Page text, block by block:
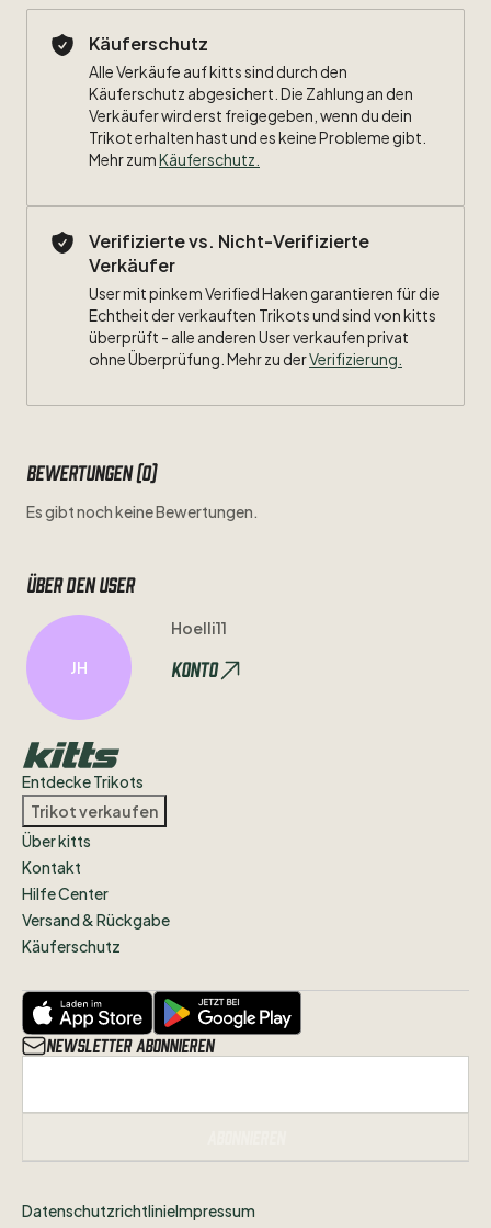
Käuferschutz
Alle Verkäufe auf kitts sind durch den
Käuferschutz abgesichert. Die Zahlung an den
Verkäufer wird erst freigegeben, wenn du dein
Trikot erhalten hast und es keine Probleme gibt.
Mehr zumKäuferschutz
Verifizierte vs. Nicht-Verifizierte
Verkäufer
User mit pinkem Verified Haken garantieren für die
Echtheit der verkauften Trikots und sind von kitts
überprüft - alle anderen User verkaufen privat
ohne Überprüfung. Mehr zu derVerifizierung.
Bewertungen (0)
Es gibt noch keine Bewertungen.
Über den user
JH
Hoelli11
Konto
Entdecke Trikots
Trikot verkaufen
Über kitts
Kontakt
Hilfe Center
Versand & Rückgabe
Käuferschutz
Newsletter abonnieren
DatenschutzrichtlinieImpressum